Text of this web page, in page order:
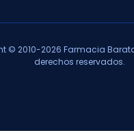
© 2010-2026 Farmacia
derechos reservados.